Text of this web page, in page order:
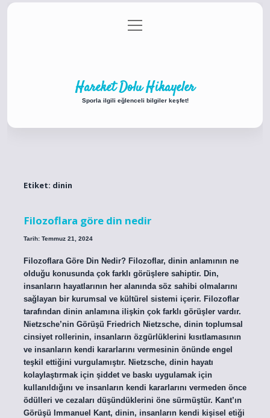
Gizlilik Politikası
menüyü
aç
Hareket Dolu Hikayeler
Sporla ilgili eğlenceli bilgiler keşfet!
Etiket: dinin
Filozoflara göre din nedir
Tarih: Temmuz 21, 2024
Filozoflara Göre Din Nedir? Filozoflar, dinin anlamının ne
olduğu konusunda çok farklı görüşlere sahiptir. Din,
insanların hayatlarının her alanında söz sahibi olmalarını
sağlayan bir kurumsal ve kültürel sistemi içerir. Filozoflar
tarafından dinin anlamına ilişkin çok farklı görüşler vardır.
Nietzsche’nin Görüşü Friedrich Nietzsche, dinin toplumsal
cinsiyet rollerinin, insanların özgürlüklerini kısıtlamasının
ve insanların kendi kararlarını vermesinin önünde engel
teşkil ettiğini vurgulamıştır. Nietzsche, dinin hayatı
kolaylaştırmak için şiddet ve baskı uygulamak için
kullanıldığını ve insanların kendi kararlarını vermeden önce
ödülleri ve cezaları düşündüklerini öne sürmüştür. Kant’ın
Görüşü Immanuel Kant, dinin, insanların kendi kişisel etiği